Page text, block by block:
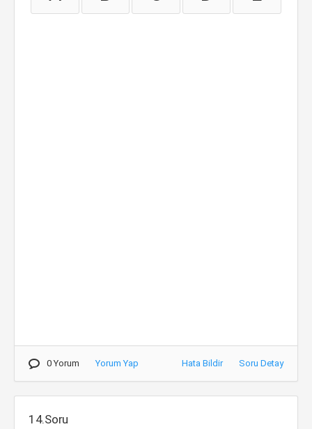
0 Yorum Yorum Yap Hata Bildir Soru Detay
14.Soru